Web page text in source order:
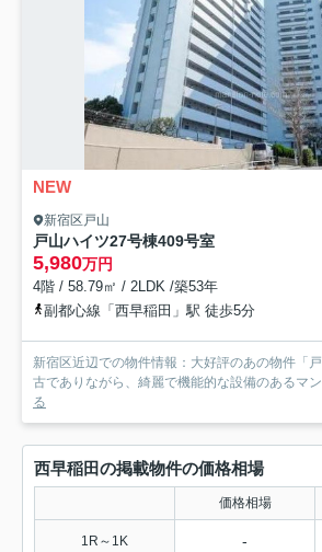
NEW
新宿区戸山
戸山ハイツ27号棟409号室
5,980万円
4階 / 58.79㎡ / 2LDK /築53年
副都心線「西早稲田」駅 徒歩5分
新宿区近辺での物件情報：大好評のあの物件「
古でありながら、綺麗で機能的な設備のあるマ
る
西早稲田の掲載物件の価格相場
価格相場
1R～1K -